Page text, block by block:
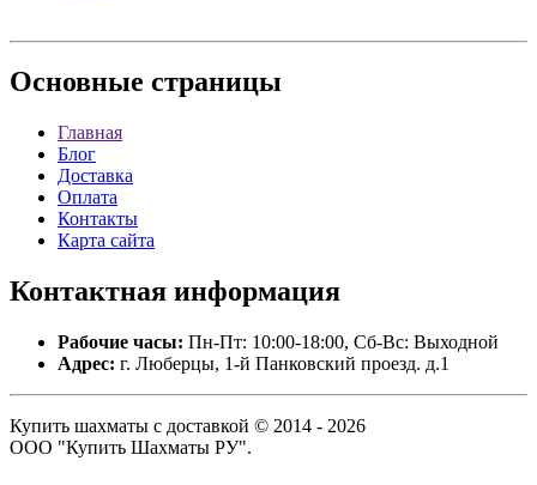
Основные страницы
Главная
Блог
Доставка
Оплата
Контакты
Карта сайта
Контактная информация
Рабочие часы: Пн-Пт: 10:00-18:00, Сб-Вс: Выходной
Адрес: г. Люберцы, 1-й Панковский проезд. д.1
Купить шахматы с доставкой © 2014 - 2026
ООО "Купить Шахматы РУ".